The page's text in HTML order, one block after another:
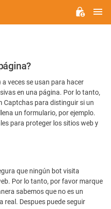
veces se usan para hacer
en una página. Por lo tanto,
Captchas para distinguir si un
un formulario, por ejemplo.
para proteger los sitios web y
que ningún bot visita
Por lo tanto, por favor marque
sabemos que no es un
real. Despues puede seguir